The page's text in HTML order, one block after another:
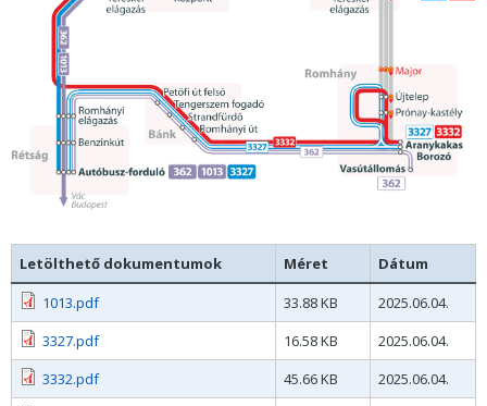
Letölthető dokumentumok Méret
Dátum
1013.pdf
33.88 KB
2025.06.04.
3327.pdf
16.58 KB
2025.06.04.
3332.pdf
45.66 KB
2025.06.04.